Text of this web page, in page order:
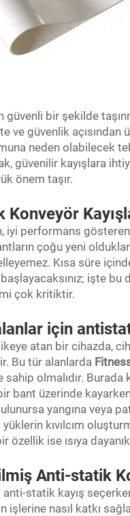
güvenli bir şekilde
ve güvenlik açısından
neden olabilecek
güvenilir kayışlara
önem taşır.
iyi performans
çoğu yeni
Kısa süre
işte
çok kritiktir.
için
atan bir cihazda,
Bu tür alanlarda
sahip olmalıdır.
bant üzerinde
yangına veya
kıvılcım
özellik ise ısıya
Anti-statik
statik kayış
işlerine nasıl katkı